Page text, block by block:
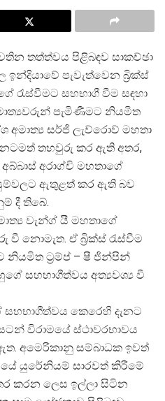
තත්ත්වය පිළිබඳව සාකච්ඡා
ඉන්දියාවේ පැවැත්වෙන බ්රික්ස්
රැස්වීමට සහභාගී වීම සඳහා
යවරුන් පැමිණීමට නියමිත
අමාත් ය සර්ජි ලැව්රොව් මහතා
තහවුරු කර ඇති අතර,
අබ්බාස් අරාග්චි මහතාගේ
ඇතුළත් කර ඇති බව
දී තිබේ.
ය වැන්ග් යී මහතාගේ
වී නොමැත. ඒ බ්රික්ස් රැස්වීම
නියමිත ට්රම්ප් – ෂී ජින්පින්
සහභාගීත්වය අත්යවශ් ය වී
සහභාගීත්වය කෙරෙහි දැනට
විරාමයේ ස්ථාවරභාවය
අමෙරිකානු සම්බාධක ඉවත්
යුරේනියම් සාරවත් කිරීමේ
කරන ලෙස ඉල්ලා සිටින